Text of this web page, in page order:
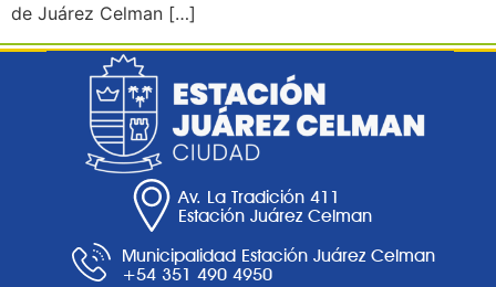
de Juárez Celman […]
Av. La Tradición 411
Estación Juárez Celman
Municipalidad Estación Juárez Celman
+54 351 490 4950